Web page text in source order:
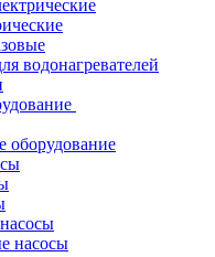
водонагревателей
оборудование
насосы